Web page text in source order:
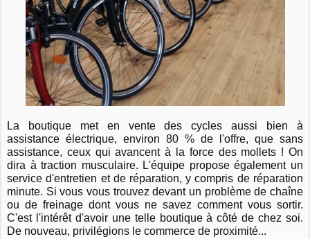
La boutique met en vente des cycles aussi bien à
assistance électrique, environ 80 % de l'offre, que sans
assistance, ceux qui avancent à la force des mollets ! On
dira à traction musculaire. L'équipe propose également un
service d'entretien et de réparation, y compris de réparation
minute. Si vous vous trouvez devant un problème de chaîne
ou de freinage dont vous ne savez comment vous sortir.
C'est l'intérêt d'avoir une telle boutique à côté de chez soi.
De nouveau, privilégions le commerce de proximité...